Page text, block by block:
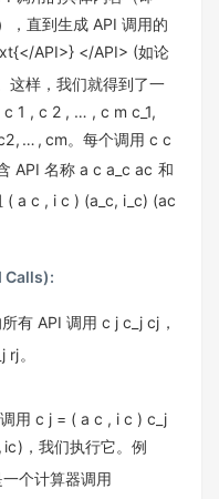
，直到生成 API 调用的
API>} </API> (如论
这样，我们就得到了一
c 1 , c 2 , … , c m c_1,
2, … , cm。每个调用c c
API 名称 a c a_c ac 和
( a c , i c ) (a_c, i_c) (ac
Calls):
有 API 调用 c j c_j cj ，
rj。
用 c j = ( a c , i c ) c_j
, ic) ，我们执行它。例
一个计算器调用